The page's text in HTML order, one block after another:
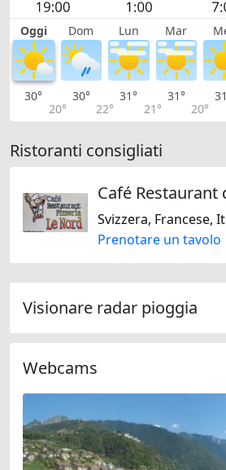
Oggi Dom Lun Mar
30°
20°
30°
22°
31°
21°
31°
20°
Ristoranti consigliati
Svizzera, Francese,
Prenotare un tavolo
Visionare radar pioggia
Webcams